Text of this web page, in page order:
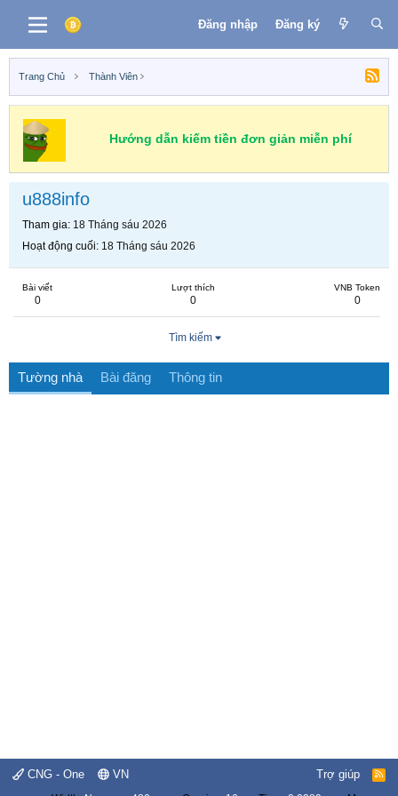
Đăng nhập Đăng ký
Trang Chủ Thành Viên
Hướng dẫn kiếm tiền đơn giản miễn phí
u888info
Tham gia 18 Tháng sáu 2026
Hoạt động cuối 18 Tháng sáu 2026
Bài viết
0
Lượt thích
0
VNB Token
0
Tìm kiếm
Tường nhà Bài đăng Thông tin
CNG - One VN Trợ giúp
R